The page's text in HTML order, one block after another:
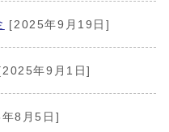
[2025年9月19日]
年9月1日]
8月5日]